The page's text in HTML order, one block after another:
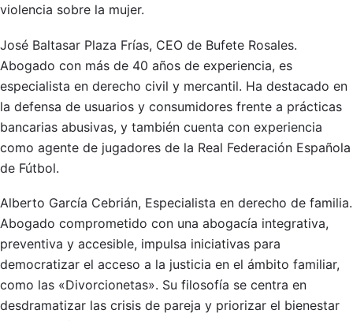
violencia sobre la mujer.
José Baltasar Plaza Frías, CEO de Bufete Rosales.
Abogado con más de 40 años de experiencia, es
especialista en derecho civil y mercantil. Ha destacado en
la defensa de usuarios y consumidores frente a prácticas
bancarias abusivas, y también cuenta con experiencia
como agente de jugadores de la Real Federación Española
de Fútbol.
Alberto García Cebrián, Especialista en derecho de familia.
Abogado comprometido con una abogacía integrativa,
preventiva y accesible, impulsa iniciativas para
democratizar el acceso a la justicia en el ámbito familiar,
como las «Divorcionetas». Su filosofía se centra en
desdramatizar las crisis de pareja y priorizar el bienestar